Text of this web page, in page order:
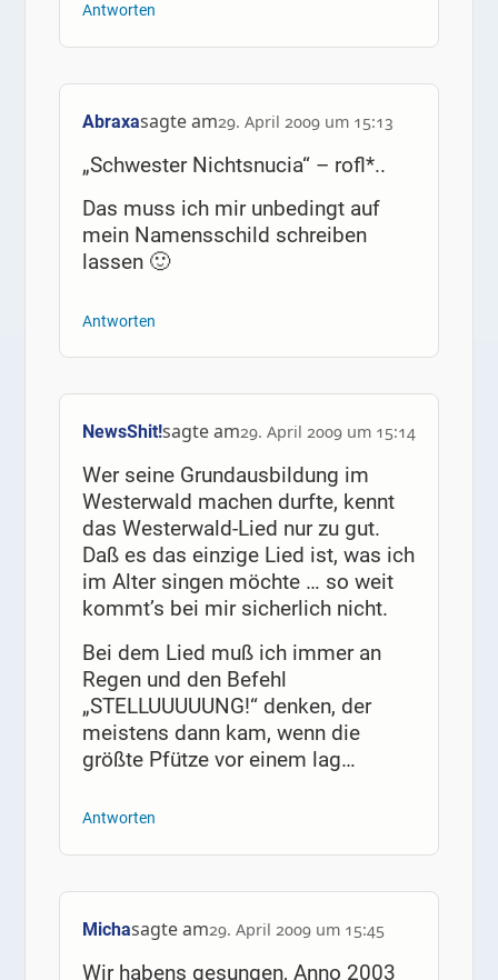
Antworten
Abraxasagte am29. April 2009 um 15:13
„Schwester Nichtsnucia“ – rofl*..
Das muss ich mir unbedingt auf
mein Namensschild schreiben
lassen 🙂
Antworten
NewsShit!sagte am29. April 2009 um 15:14
Wer seine Grundausbildung im
Westerwald machen durfte, kennt
das Westerwald-Lied nur zu gut.
Daß es das einzige Lied ist, was ich
im Alter singen möchte … so weit
kommt’s bei mir sicherlich nicht.
Bei dem Lied muß ich immer an
Regen und den Befehl
„STELLUUUUUNG!“ denken, der
meistens dann kam, wenn die
größte Pfütze vor einem lag…
Antworten
Michasagte am29. April 2009 um 15:45
Wir habens gesungen, Anno 2003